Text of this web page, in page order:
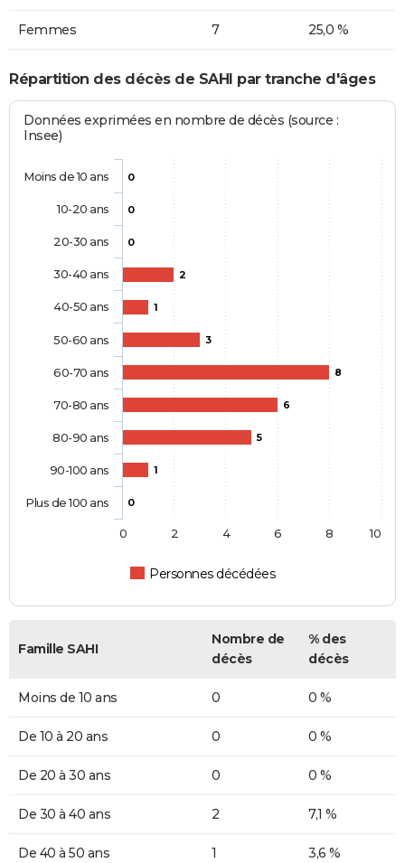
Femmes 7 25,0 %
Répartition des décès de SAHI par tranche d'âges
Données exprimées en nombre de décès (source :
Insee)
0
0
0
2
1
3
8
6
5
1
0
Personnes décédées
Moins de 10 ans
10-20 ans
20-30 ans
30-40 ans
40-50 ans
50-60 ans
60-70 ans
70-80 ans
80-90 ans
90-100 ans
Plus de 100 ans
0 2 4 6 8 10
Famille SAHI
Nombre de
décès
% des
décès
Moins de 10 ans 0 0 %
De 10 à 20 ans 0 0 %
De 20 à 30 ans 0 0 %
De 30 à 40 ans 2 7,1 %
De 40 à 50 ans 1 3,6 %